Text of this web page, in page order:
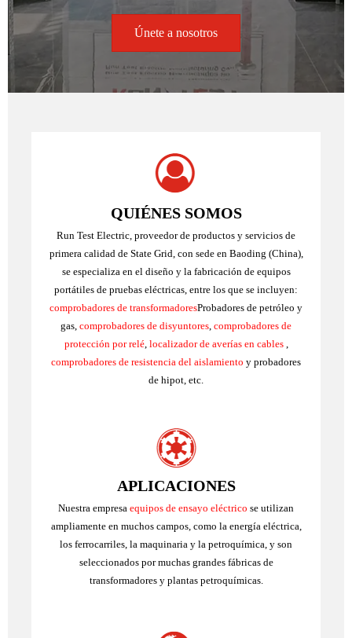
Únete a nosotros
QUIÉNES SOMOS
Run Test Electric, proveedor de productos y servicios de
primera calidad de State Grid, con sede en Baoding (China),
se especializa en el diseño y la fabricación de equipos
portátiles de pruebas eléctricas, entre los que se incluyen:
comprobadores de transformadoresProbadores de petróleo y
gas, comprobadores de disyuntores comprobadores de
protección por relé, localizador de averías en cables,
comprobadores de resistencia del aislamiento y probadores
de hipot, etc.
APLICACIONES
Nuestra empresa equipos de ensayo eléctrico se utilizan
ampliamente en muchos campos, como la energía eléctrica,
los ferrocarriles, la maquinaria y la petroquímica, y son
seleccionados por muchas grandes fábricas de
transformadores y plantas petroquímicas.